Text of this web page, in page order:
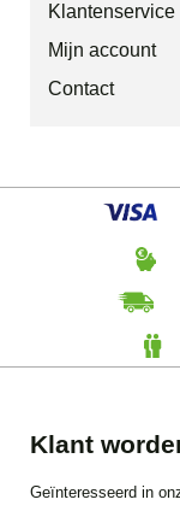
Klantenservice
Mijn account
Contact
Klant
Geïnteresseerd in